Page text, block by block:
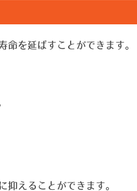
命を延ばすことができます。
抑えることができます。